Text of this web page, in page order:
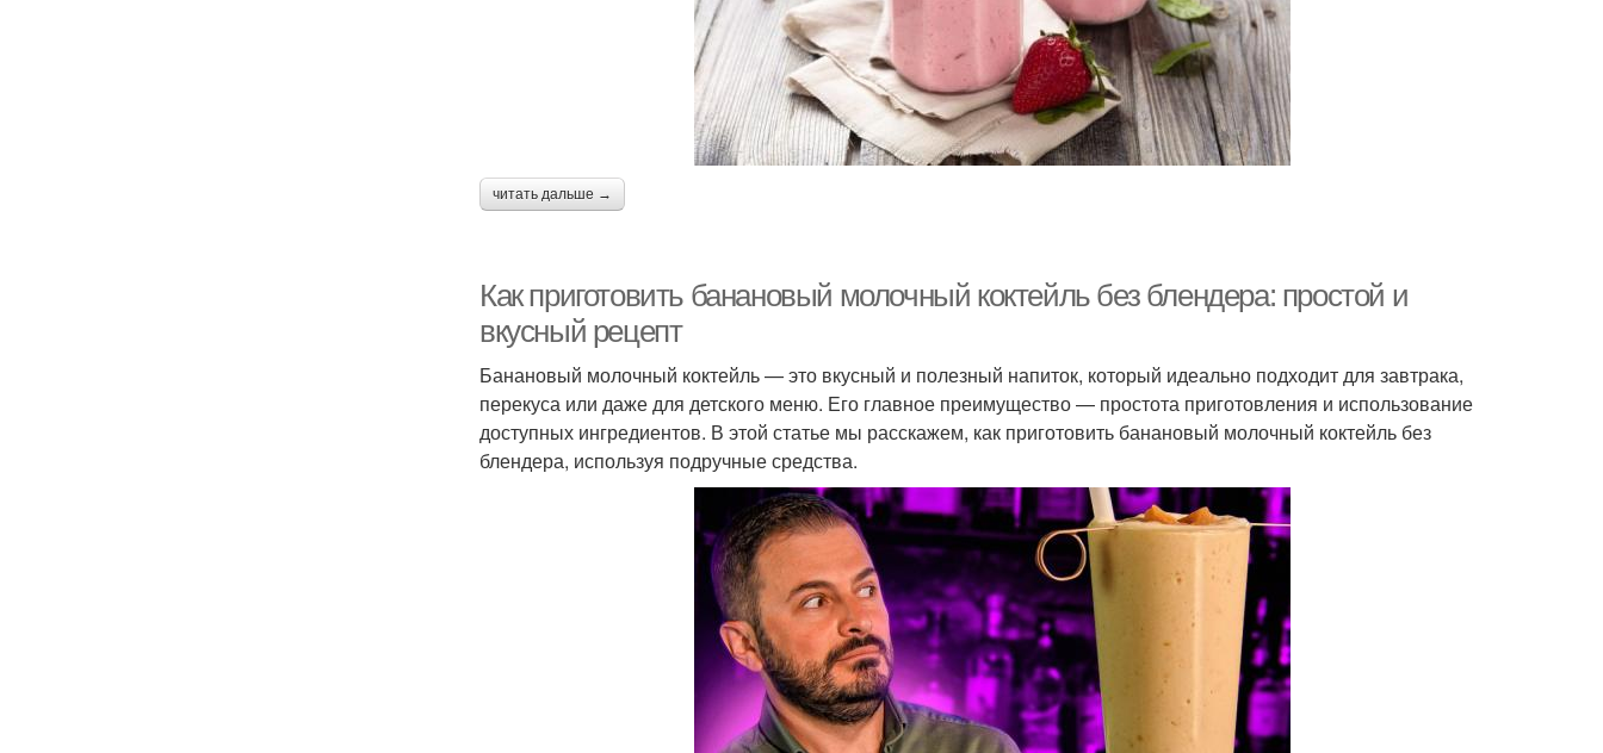
читать дальше →
Как приготовить банановый молочный коктейль без блендера: простой и
вкусный рецепт
Банановый молочный коктейль — это вкусный и полезный напиток, который идеально подходит для завтрака,
перекуса или даже для детского меню. Его главное преимущество — простота приготовления и использование
доступных ингредиентов. В этой статье мы расскажем, как приготовить банановый молочный коктейль без
блендера, используя подручные средства.